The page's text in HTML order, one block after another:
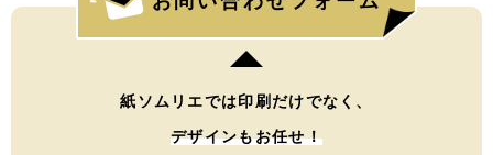
紙ソムリエでは印刷だけでなく、
デザインもお任せ！